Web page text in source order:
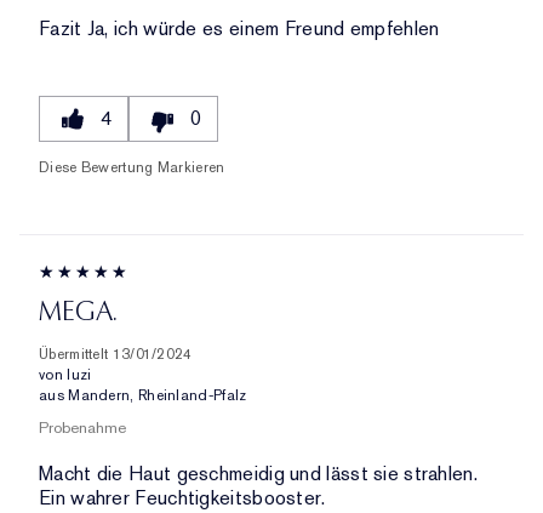
Fazit Ja, ich würde es einem Freund empfehlen
4 0
Diese Bewertung Markieren
MEGA.
Übermittelt 13/01/2024
von luzi
aus Mandern, Rheinland-Pfalz
Probenahme
Macht die Haut geschmeidig und lässt sie strahlen.
Ein wahrer Feuchtigkeitsbooster.